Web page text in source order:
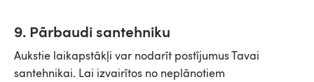
9. Pārbaudi santehniku
Aukstie laikapstākļi var nodarīt postījumus Tavai
santehnikai. Lai izvairītos no neplānotiem